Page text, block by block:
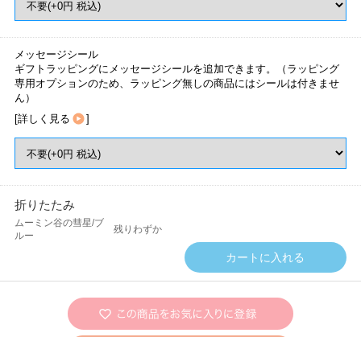
メッセージシール
ギフトラッピングにメッセージシールを追加できます。（ラッピング
専用オプションのため、ラッピング無しの商品にはシールは付きませ
ん）
[詳しく見る ]
折りたたみ
ムーミン谷の彗星/ブ
ルー
残りわずか